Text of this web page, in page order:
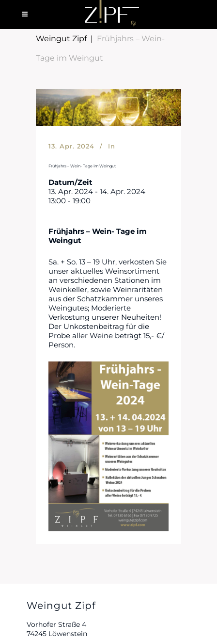
Weingut Zipf| Frühjahrs – Wein-
Tage im Weingut
13. Apr. 2024 In
Frühjahrs – Wein- Tage im Weingut
Datum/Zeit
13. Apr. 2024 - 14. Apr. 2024
13:00 - 19:00
Frühjahrs – Wein- Tage im
Weingut
Sa. + So. 13 – 19 Uhr, verkosten Sie
unser aktuelles Weinsortiment
an verschiedenen Stationen im
Weinkeller, sowie Weinraritäten
aus der Schatzkammer unseres
Weingutes; Moderierte
Verkostung unserer Neuheiten!
Der Unkostenbeitrag für die
Probe aller Weine beträgt 15,- €/
Person.
Weingut Zipf
Vorhofer Straße 4
74245 Löwenstein